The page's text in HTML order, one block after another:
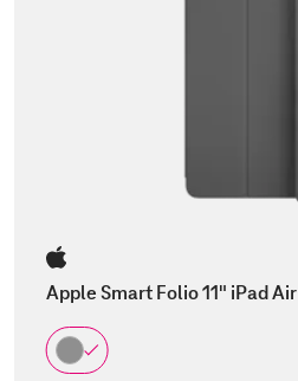
Apple Smart Folio 11" iPad Air